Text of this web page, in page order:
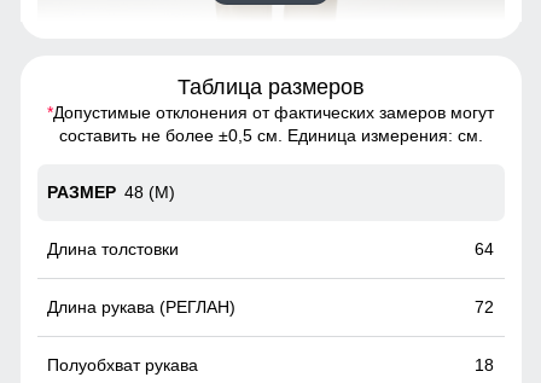
Спортивный костюм - это предмет гардероба, состоящий
из двух частей: олимпийки и спортивных брюк.
Капюшон на все случаи жизни
Несъемный и регулируемый капюшон делает эту
олимпийку идеальным выбором для разнообразных
погоды и стиля делает ее незаменимым элементом
гардероба на каждый день.
Таблица размеров
*Допустимые отклонения от фактических замеров могут
составить не более ±0,5 см. Единица измерения: см.
48 (M)
64
72
18